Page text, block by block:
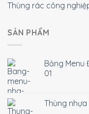
Thùng rác công
SẢN PHẨM
Bảng Menu
01
Thùng